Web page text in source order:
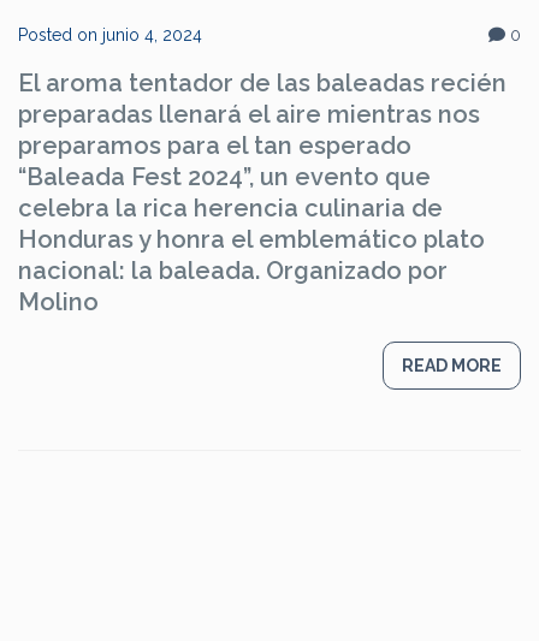
Posted on junio 4, 2024 0
El aroma tentador de las baleadas recién
preparadas llenará el aire mientras nos
preparamos para el tan esperado
“Baleada Fest 2024”, un evento que
celebra la rica herencia culinaria de
Honduras y honra el emblemático plato
nacional: la baleada. Organizado por
Molino
READ MORE